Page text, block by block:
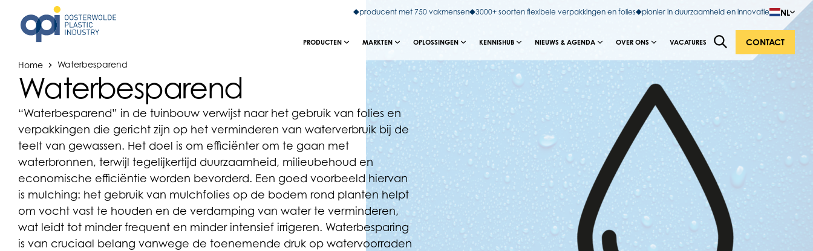
producent met 750 vakmensen 3000+ soorten flexibele verpakkingen en folies pionier in duurzaamheid en innovatie NL
PRODUCTEN MARKTEN OPLOSSINGEN KENNISHUB NIEUWS & AGENDA OVER ONS VACATURES CONTACT
Home Waterbesparend
Waterbesparend
“Waterbesparend” in de tuinbouw verwijst naar het gebruik van folies en
verpakkingen die gericht zijn op het verminderen van waterverbruik bij de
teelt van gewassen. Het doel is om efficiënter om te gaan met
waterbronnen, terwijl tegelijkertijd duurzaamheid, milieubehoud en
economische efficiëntie worden bevorderd. Een goed voorbeeld hiervan
is mulching: het gebruik van mulchfolies op de bodem rond planten helpt
om vocht vast te houden en de verdamping van water te verminderen,
wat leidt tot minder frequent en minder intensief irrigeren. Waterbesparing
is van cruciaal belang vanwege de toenemende druk op watervoorraden